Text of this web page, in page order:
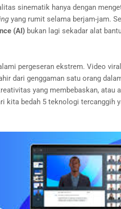
sinematik hanya dengan
yang rumit selama berjam-jam.
(AI)bukan lagi sekadar alat
pergeseran ekstrem. Video
dari genggaman satu orang
yang membebaskan, atau
kita bedah 5 teknologi tercanggih